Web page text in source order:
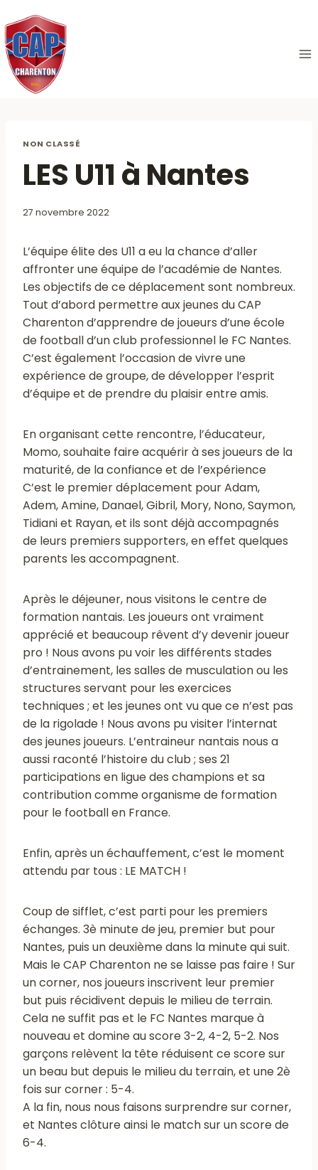
au
contenu
NON CLASSÉ
LES U11 à Nantes
27 novembre 2022
L’équipe élite des U11 a eu la chance d’aller
affronter une équipe de l’académie de Nantes.
Les objectifs de ce déplacement sont nombreux.
Tout d’abord permettre aux jeunes du CAP
Charenton d’apprendre de joueurs d’une école
de football d’un club professionnel le FC Nantes.
C’est également l’occasion de vivre une
expérience de groupe, de développer l’esprit
d’équipe et de prendre du plaisir entre amis.
En organisant cette rencontre, l’éducateur,
Momo, souhaite faire acquérir à ses joueurs de la
maturité, de la confiance et de l’expérience
C’est le premier déplacement pour Adam,
Adem, Amine, Danael, Gibril, Mory, Nono, Saymon,
Tidiani et Rayan, et ils sont déjà accompagnés
de leurs premiers supporters, en effet quelques
parents les accompagnent.
Après le déjeuner, nous visitons le centre de
formation nantais. Les joueurs ont vraiment
apprécié et beaucoup rêvent d’y devenir joueur
pro ! Nous avons pu voir les différents stades
d’entrainement, les salles de musculation ou les
structures servant pour les exercices
techniques ; et les jeunes ont vu que ce n’est pas
de la rigolade ! Nous avons pu visiter l’internat
des jeunes joueurs. L’entraineur nantais nous a
aussi raconté l’histoire du club ; ses 21
participations en ligue des champions et sa
contribution comme organisme de formation
pour le football en France.
Enfin, après un échauffement, c’est le moment
attendu par tous : LE MATCH !
Coup de sifflet, c’est parti pour les premiers
échanges. 3è minute de jeu, premier but pour
Nantes, puis un deuxième dans la minute qui suit.
Mais le CAP Charenton ne se laisse pas faire ! Sur
un corner, nos joueurs inscrivent leur premier
but puis récidivent depuis le milieu de terrain.
Cela ne suffit pas et le FC Nantes marque à
nouveau et domine au score 3-2, 4-2, 5-2. Nos
garçons relèvent la tête réduisent ce score sur
un beau but depuis le milieu du terrain, et une 2è
fois sur corner : 5-4.
A la fin, nous nous faisons surprendre sur corner,
et Nantes clôture ainsi le match sur un score de
6-4.